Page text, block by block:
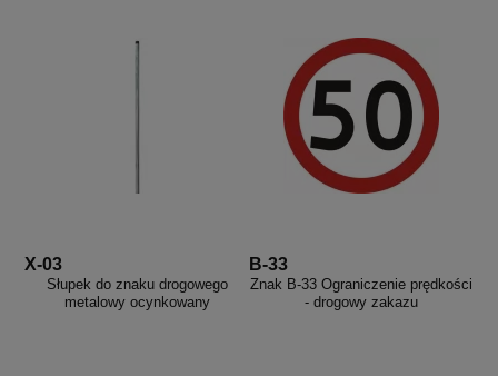
X-03
Słupek do znaku drogowego
metalowy ocynkowany
B-33
Znak B-33 Ograniczenie prędkości
- drogowy zakazu